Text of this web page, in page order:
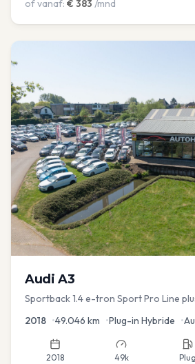
of vanaf: € 383 /mnd
Audi A3
Sportback 1.4 e-tron Sport Pro Line
2018 •49.046 km •Plug-in Hybride •
2018 49k Plug